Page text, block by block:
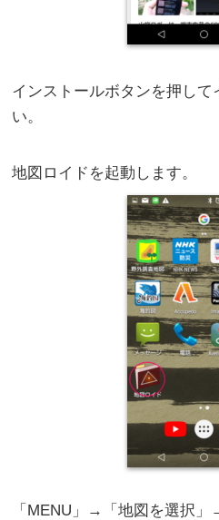
インストールボタンを押して
い。
地図ロイドを起動します。
「MENU」→「地図を選択」